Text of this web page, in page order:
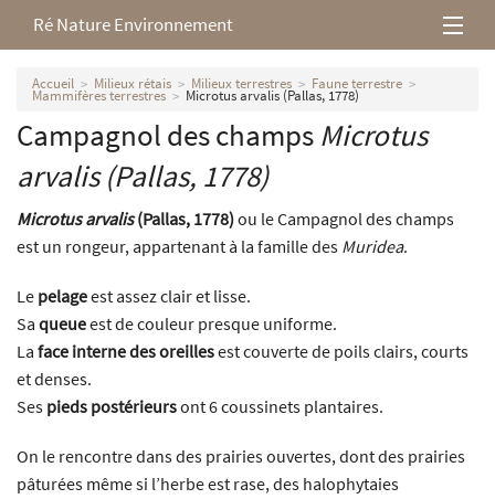
Ré Nature Environnement
L’association
Milieux rétais
Nos parutions
Accueil Milieux rétais Milieux terrestres Faune terrestre
Mammifères terrestres Microtus arvalis (Pallas, 1778)
Campagnol des champs Microtus
arvalis(Pallas, 1778)
Microtus arvalis(Pallas, 1778)ou le Campagnol des champs
est un rongeur, appartenant à la famille des Muridea.
Le pelageest assez clair et lisse.
Sa queueest de couleur presque uniforme.
La face interne des oreillesest couverte de poils clairs, courts
et denses.
Ses pieds postérieursont 6 coussinets plantaires.
On le rencontre dans des prairies ouvertes, dont des prairies
pâturées même si l’herbe est rase, des halophytaies